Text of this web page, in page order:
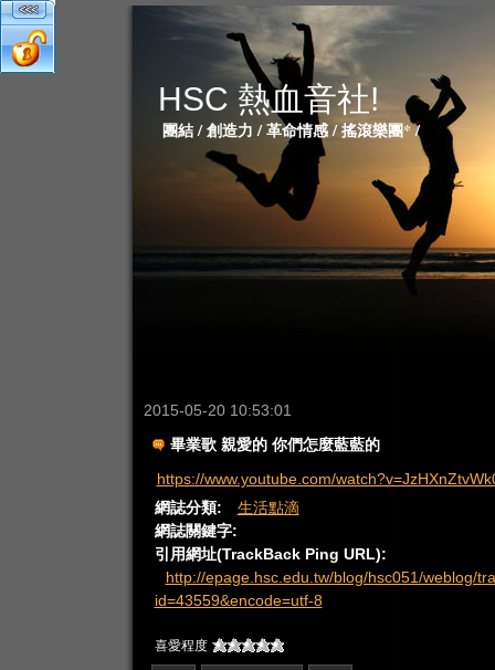
HSC 熱血音社!
團結 / 創造力 / 革命情感 / 搖滾樂團* /
2015-05-20 10:53:01
畢業歌 親愛的 你們怎麼藍藍的
https://www.youtube.com/
網誌分類:
生活點滴
網誌關鍵字:
引用網址(TrackBack Ping URL):
http://epage.hsc.edu.tw/blog/hsc051/weblog/
id=43559&encode=utf-8
喜愛程度